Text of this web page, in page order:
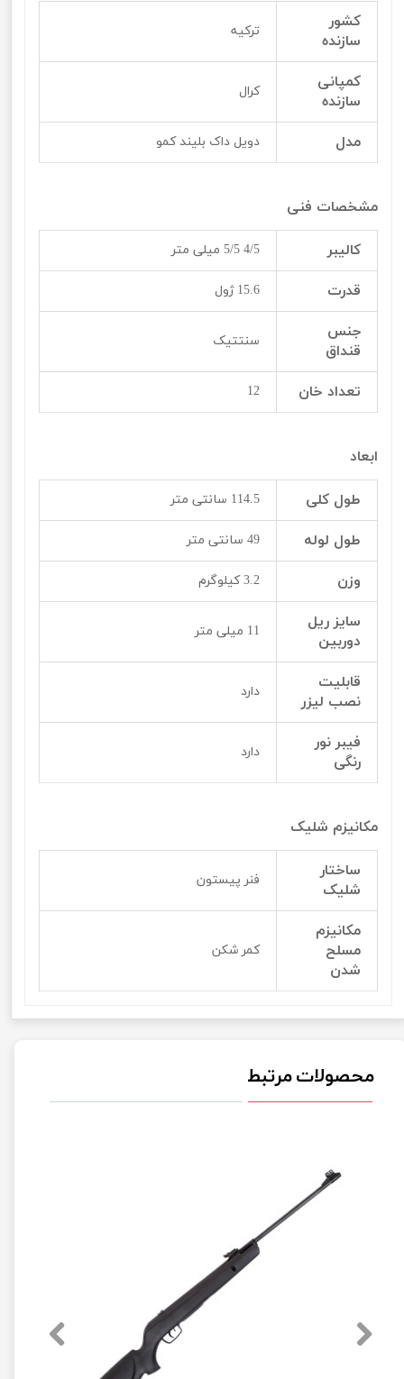
کشور
سازنده
ترکیه
کمپانی
سازنده
کرال
مدل دویل داک بلیند کمو
مشخصات فنی
کالیبر 4/5 5/5 میلی متر
قدرت 15.6 ژول
جنس
قنداق
سنتتیک
تعداد خان 12
ابعاد
طول کلی 114.5 سانتی متر
طول لوله 49 سانتی متر
وزن 3.2 کیلوگرم
سایز ریل
دوربین
11 میلی متر
قابلیت
نصب لیزر
دارد
فیبر نور
رنگی
دارد
مکانیزم شلیک
ساختار
شلیک
فنر پیستون
مکانیزم
مسلح
شدن
کمر شکن
محصولات مرتبط